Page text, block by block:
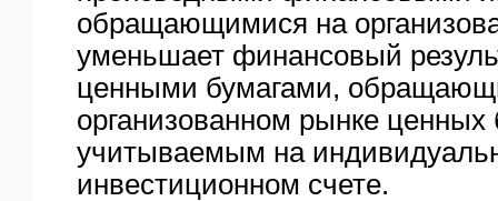
обращающимися на
уменьшает финансовый
ценными бумагами,
организованном рынке ценных
учитываемым на
инвестиционном счете.